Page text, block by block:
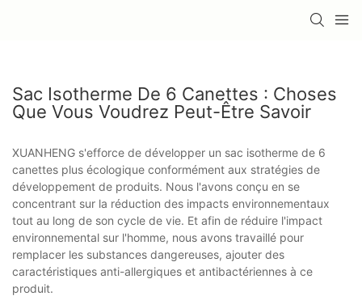
Sac Isotherme De 6 Canettes : Choses
Que Vous Voudrez Peut-Être Savoir
XUANHENG s'efforce de développer un sac isotherme de 6
canettes plus écologique conformément aux stratégies de
développement de produits. Nous l'avons conçu en se
concentrant sur la réduction des impacts environnementaux
tout au long de son cycle de vie. Et afin de réduire l'impact
environnemental sur l'homme, nous avons travaillé pour
remplacer les substances dangereuses, ajouter des
caractéristiques anti-allergiques et antibactériennes à ce
produit.